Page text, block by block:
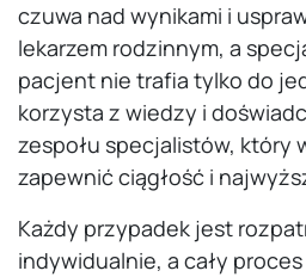
czuwa nad wynikami i
lekarzem rodzinnym, a
pacjent nie trafia tylko do
korzysta z wiedzy i
zespołu specjalistów, który
zapewnić ciągłość i
Każdy przypadek jest
indywidualnie, a cały